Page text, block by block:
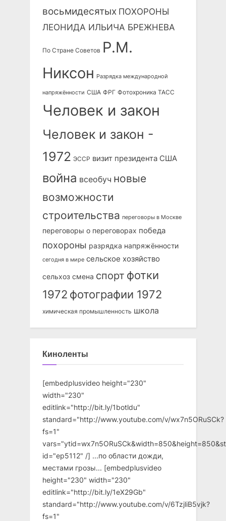
восьмидесятых ПОХОРОНЫ
ЛЕОНИДА ИЛЬИЧА БРЕЖНЕВА
По Стране Советов Р.М.
Никсон Разрядка международной
напряжённости США ФРГ Фотохроника ТАСС
Человек и закон
Человек и закон -
1972 ЭССР визит президента США
война всеобуч новые
возможности
строительства переговоры в Москве
переговоры о переговорах победа
похороны разрядка напряжённости
сегодня в мире сельское хозяйство
сельхоз смена спорт фотки
1972 фотографии 1972
химическая промышленность школа
Киноленты
[embedplusvideo height="230"
width="230"
editlink="http://bit.ly/1botldu"
standard="http://www.youtube.com/v/wx7n5ORuSCk?
fs=1"
id="ep5112" /] ...по области дожди,
местами грозы... [embedplusvideo
height="230" width="230"
editlink="http://bit.ly/1eX29Gb"
standard="http://www.youtube.com/v/6TzjliB5vjk?
fs=1"